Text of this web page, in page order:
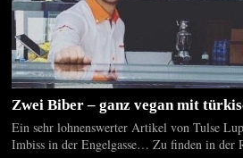
Zwei Biber – ganz vegan mit
Ein sehr lohnenswerter Artikel von Tulse
Imbiss in der Engelgasse… Zu finden in der